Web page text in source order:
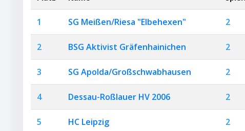
1 SG Meißen/Riesa "Elbehexen" 2
2 BSG Aktivist Gräfenhainichen 2
3 SG Apolda/Großschwabhausen 2
4 Dessau-Roßlauer HV 2006 2
5 HC Leipzig 2